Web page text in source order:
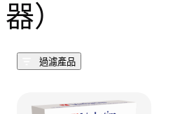
器）
過濾產品
外置 SSD
內置 SSD
手提電腦支架
手機配件
拖板/擴展插座
LED 驅動器
LED配件